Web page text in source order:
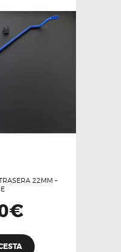
22MM –
€